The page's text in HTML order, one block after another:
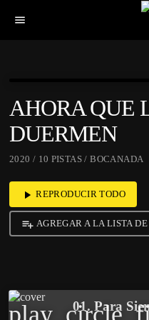
menu
AHORA QUE
DUERMEN
2020 / 10 PISTAS / BOCANADA
play_arrow REPRODUCIR TODO
playlist_add AGREGAR A LA LISTA
01. Para